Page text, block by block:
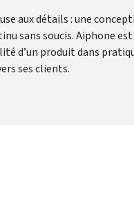
aux détails : une
sans soucis. Aiphone
d’un produit dans
ses clients.